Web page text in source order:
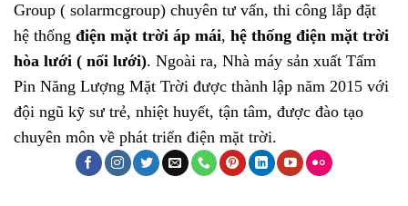
Group ( solarmcgroup) chuyên tư vấn, thi công lắp đặt
hệ thống điện mặt trời áp mái, hệ thống điện mặt trời
hòa lưới ( nối lưới). Ngoài ra, Nhà máy sản xuất Tấm
Pin Năng Lượng Mặt Trời được thành lập năm 2015 với
đội ngũ kỹ sư trẻ, nhiệt huyết, tận tâm, được đào tạo
chuyên môn về phát triển điện mặt trời.